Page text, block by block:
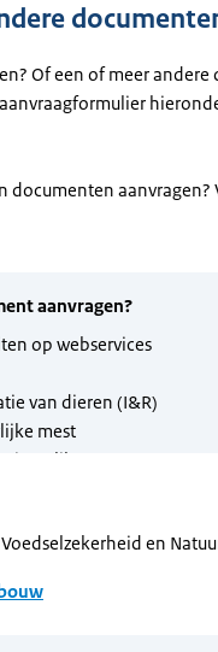
Of een of meer andere
documenten
en